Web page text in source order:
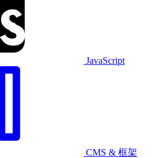
JavaScript
CMS & 框架